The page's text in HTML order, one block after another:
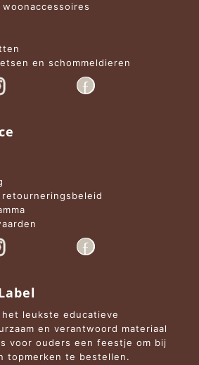
en schommeldieren
leukste educatieve
en verantwoord materiaal
voor ouders een feestje om bij
topmerken te bestellen.